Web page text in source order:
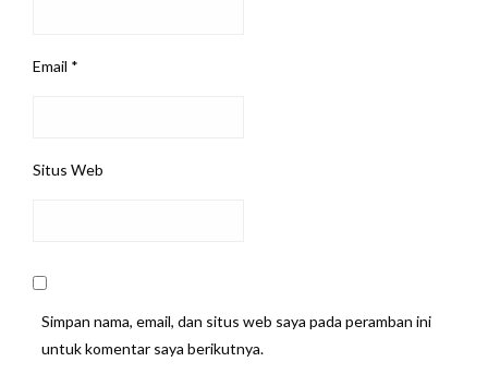
Email *
Situs Web
Simpan nama, email, dan situs web saya pada peramban ini
untuk komentar saya berikutnya.